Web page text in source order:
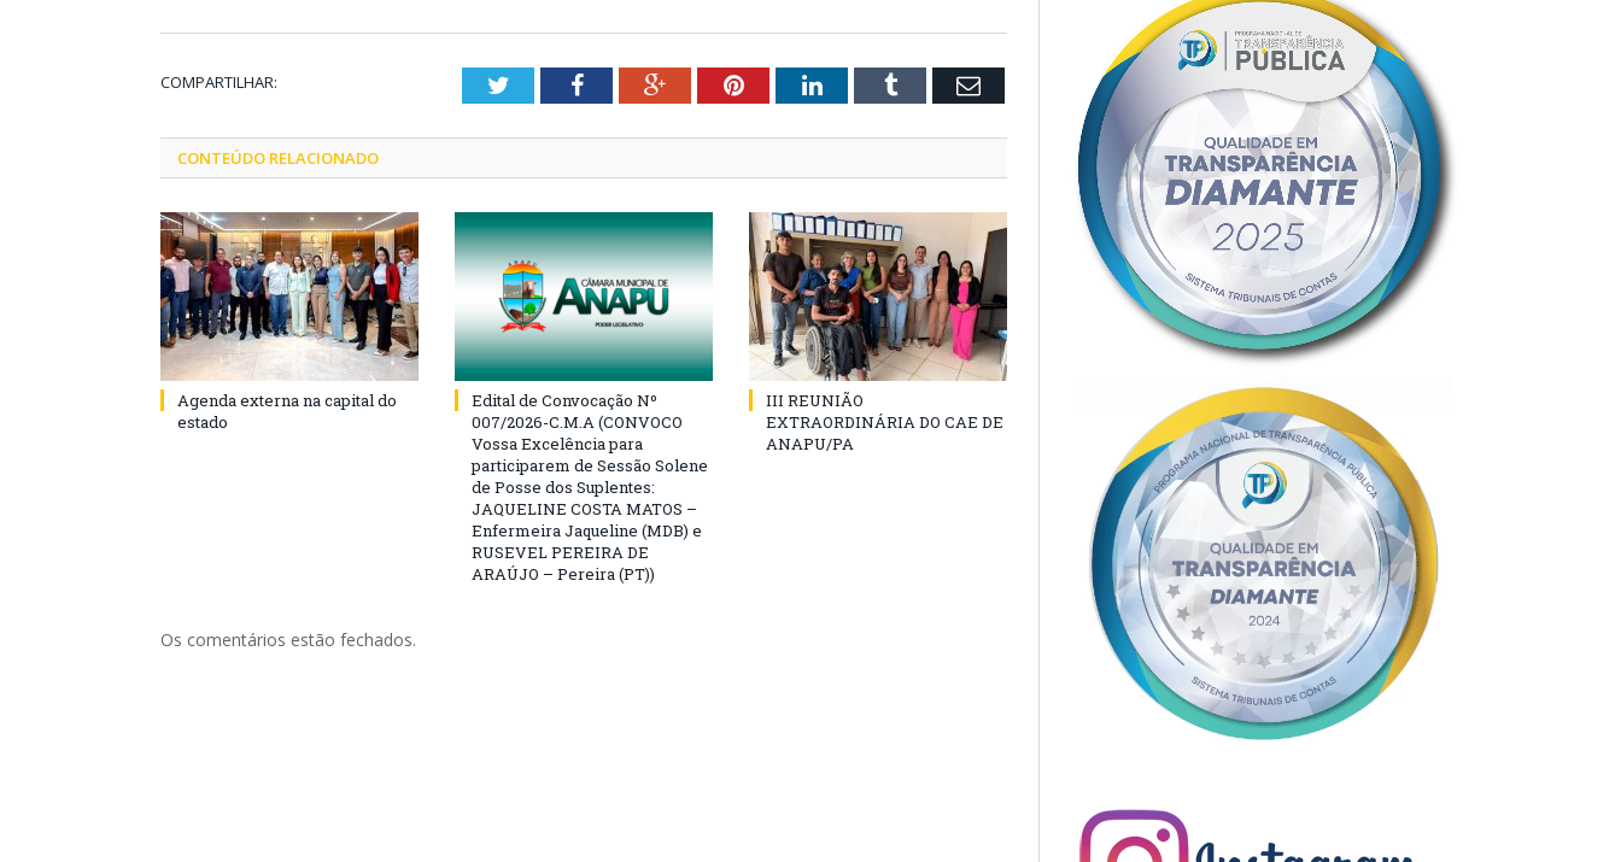
COMPARTILHAR: TwitterFacebookGoogle+PinterestLinkedInTumblr Email
CONTEÚDO RELACIONADO
Agenda externa na capital do
estado
Edital de Convocação Nº
007/2026-C.M.A (CONVOCO
Vossa Excelência para
participarem de Sessão Solene
de Posse dos Suplentes:
JAQUELINE COSTA MATOS –
Enfermeira Jaqueline (MDB) e
RUSEVEL PEREIRA DE
ARAÚJO – Pereira (PT))
III REUNIÃO
EXTRAORDINÁRIA DO CAE DE
ANAPU/PA
Os comentários estão fechados.